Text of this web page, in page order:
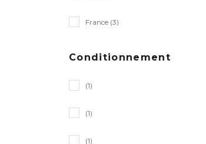
France (3)
Conditionnement
(1)
(1)
(1)